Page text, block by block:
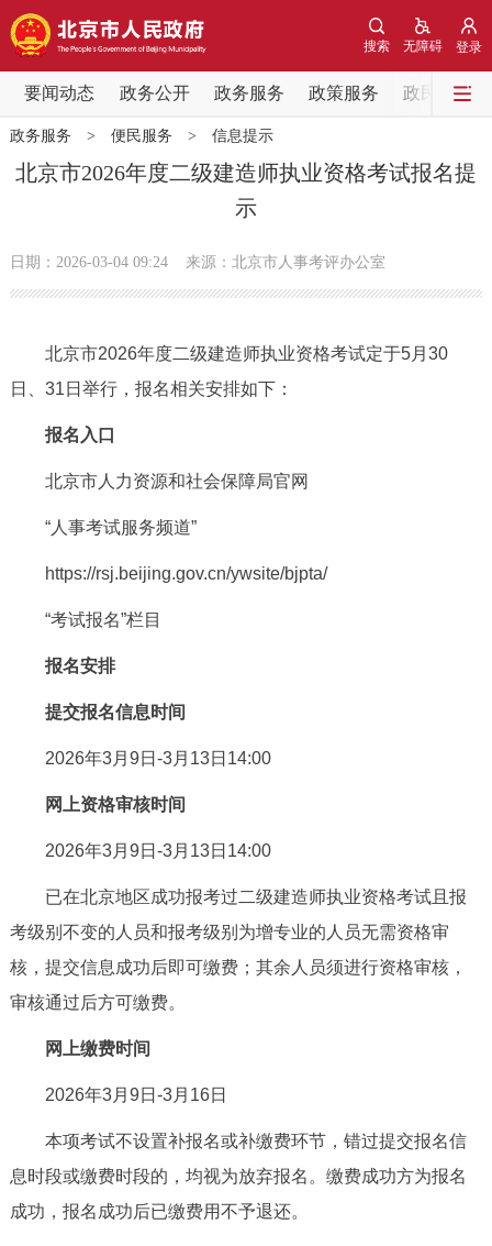
登录
无障碍
搜索
要闻动态 政务公开 政务服务 政策服务 政民互动
要闻动态
党中央精神 国务院信息
会议信息
市领导 机构职能
决策公开
政务服务
个人服务
中介服务 阳光政务
政民互动
参与调查 在线访谈 图说互动
走进北京
北京概况
多语种
政务服务 > 便民服务 > 信息提示
北京市2026年度二级建造师执业资格考试报名提
示
日期：2026-03-04 09:24 来源：北京市人事考评办公室
北京市2026年度二级建造师执业资格考试定于5月30
日、31日举行，报名相关安排如下：
报名入口
北京市人力资源和社会保障局官网
“人事考试服务频道”
https://rsj.beijing.gov.cn/ywsite/bjpta/
“考试报名”栏目
报名安排
提交报名信息时间
2026年3月9日-3月13日14:00
网上资格审核时间
2026年3月9日-3月13日14:00
已在北京地区成功报考过二级建造师执业资格考试且报
考级别不变的人员和报考级别为增专业的人员无需资格审
核，提交信息成功后即可缴费；其余人员须进行资格审核，
审核通过后方可缴费。
网上缴费时间
2026年3月9日-3月16日
本项考试不设置补报名或补缴费环节，错过提交报名信
息时段或缴费时段的，均视为放弃报名。缴费成功方为报名
成功，报名成功后已缴费用不予退还。